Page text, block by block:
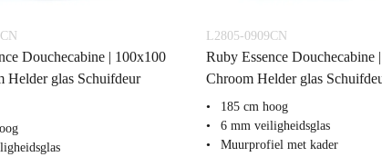
Douchecabine | 100x100
Helder glas Schuifdeur
L2805-0909CN
Ruby Essence Douchecabine
Chroom Helder glas
185 cm hoog
6 mm veiligheidsglas
Muurprofiel met kader